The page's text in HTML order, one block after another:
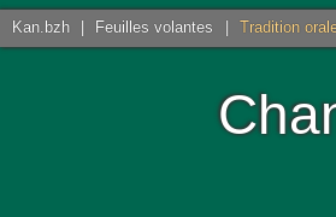
Kan.bzh Feuilles volantes Tradition